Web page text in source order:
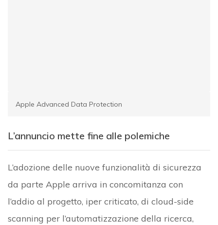
Apple Advanced Data Protection
L’annuncio mette fine alle polemiche
L’adozione delle nuove funzionalità di sicurezza
da parte Apple arriva in concomitanza con
l’addio al progetto, iper criticato, di cloud-side
scanning per l’automatizzazione della ricerca,